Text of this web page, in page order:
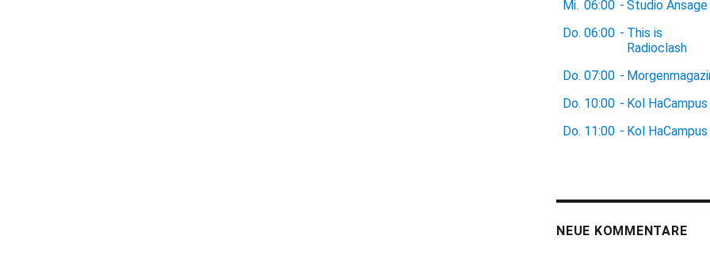
Mi. 06:00 - Studio Ansage
Do. 06:00 - This is
Radioclash
Do. 07:00 -
Do. 10:00 - Kol HaCampus
Do. 11:00 - Kol HaCampus
NEUE KOMMENTARE